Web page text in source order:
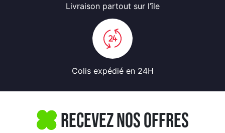
Livraison partout sur l’île
Colis expédié en 24H
Recevez nos offres